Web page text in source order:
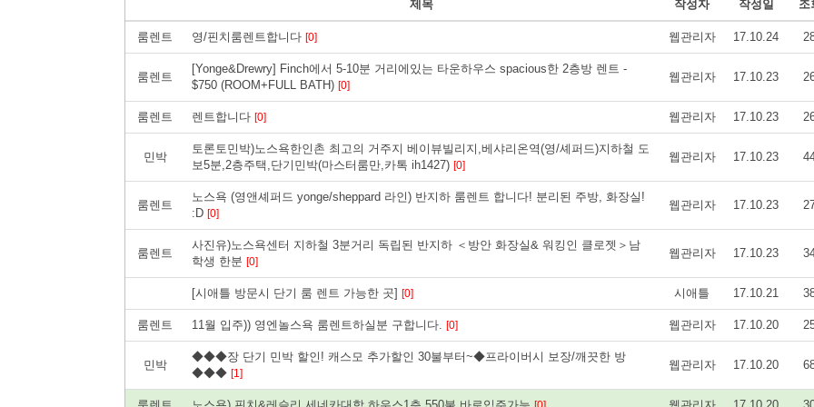
제목 작성자 작성일 조
룸렌트 영/핀치룸렌트합니다 [0] 웹관리자 17.10.24
룸렌트
[Yonge&Drewry] Finch에서 5-10분 거리에있는 타운하우스 spacious한 2층방 렌트 -
$750 (ROOM+FULL BATH) [0]
웹관리자 17.10.23
룸렌트 렌트합니다 [0] 웹관리자 17.10.23
민박
토론토민박)노스욕한인촌 최고의 거주지 베이뷰빌리지,베샤리온역(영/셰퍼드)지하철 도
보5분,2층주택,단기민박(마스터룸만,카톡 ih1427) [0]
웹관리자 17.10.23
룸렌트
노스욕 (영앤셰퍼드 yonge/sheppard 라인) 반지하 룸렌트 합니다! 분리된 주방, 화장실!
:D [0]
웹관리자 17.10.23
룸렌트
사진유)노스욕센터 지하철 3분거리 독립된 반지하 ＜방안 화장실& 워킹인 클로젯＞남
학생 한분 [0]
웹관리자 17.10.23
[시애틀 방문시 단기 룸 렌트 가능한 곳] [0] 시애틀 17.10.21
룸렌트 11월 입주)) 영엔놀스욕 룸렌트하실분 구합니다. [0] 웹관리자 17.10.20
민박
◆◆◆장 단기 민박 할인! 캐스모 추가할인 30불부터~◆프라이버시 보장/깨끗한 방
◆◆◆ [1]
웹관리자 17.10.20